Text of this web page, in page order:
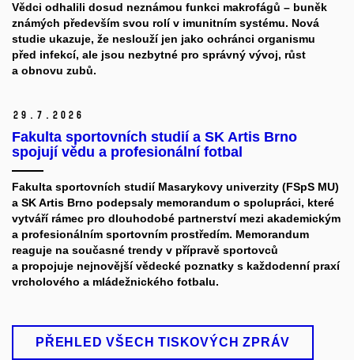
Vědci odhalili dosud neznámou funkci makrofágů – buněk
známých především svou rolí v imunitním systému. Nová
studie ukazuje, že neslouží jen jako ochránci organismu
před infekcí, ale jsou nezbytné pro správný vývoj, růst
a obnovu zubů.
29. 7. 2026
Fakulta sportovních studií a SK Artis Brno
spojují vědu a profesionální fotbal
Fakulta sportovních studií Masarykovy univerzity (FSpS MU)
a SK Artis Brno podepsaly memorandum o spolupráci, které
vytváří rámec pro dlouhodobé partnerství mezi akademickým
a profesionálním sportovním prostředím. Memorandum
reaguje na současné trendy v přípravě sportovců
a propojuje nejnovější vědecké poznatky s každodenní praxí
vrcholového a mládežnického fotbalu.
PŘEHLED VŠECH TISKOVÝCH ZPRÁV